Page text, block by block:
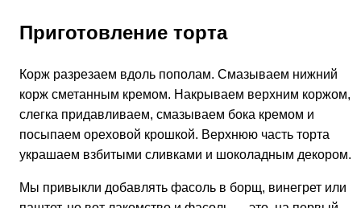
Приготовление торта
Корж разрезаем вдоль пополам. Смазываем нижний
корж сметанным кремом. Накрываем верхним коржом,
слегка придавливаем, смазываем бока кремом и
посыпаем ореховой крошкой. Верхнюю часть торта
украшаем взбитыми сливками и шоколадным декором.
Мы привыкли добавлять фасоль в борщ, винегрет или